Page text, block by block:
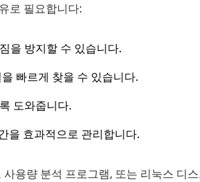
로 필요합니다:
을 방지할 수 있습니다.
빠르게 찾을 수 있습니다.
도와줍니다.
을 효과적으로 관리합니다.
용량 분석 프로그램, 또는 리눅스 디